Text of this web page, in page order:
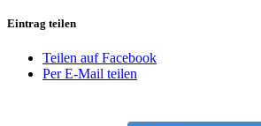
Eintrag teilen
Teilen auf Facebook
Per E-Mail teilen